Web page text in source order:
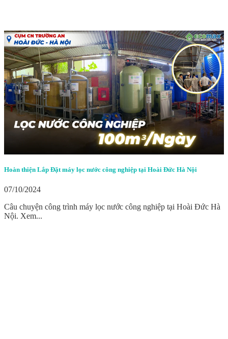
Hoàn thiện Lắp Đặt máy lọc nước công nghiệp tại Hoài Đức Hà Nội
07/10/2024
Câu chuyện công trình máy lọc nước công nghiệp tại Hoài Đức Hà
Nội. Xem...